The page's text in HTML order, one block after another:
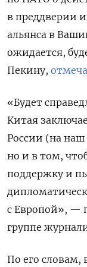
в преддверии
альянса в
ожидается,
Пекину,
«Будет
Китая
России (на
но и в том,
поддержку и
с Европой», —
группе
По его словам,